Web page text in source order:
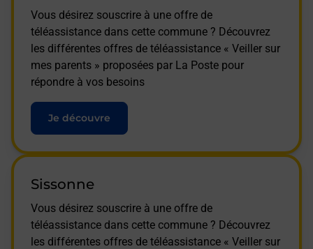
Vous désirez souscrire à une offre de
téléassistance dans cette commune ? Découvrez
les différentes offres de téléassistance « Veiller sur
mes parents » proposées par La Poste pour
répondre à vos besoins
Je découvre
Sissonne
Vous désirez souscrire à une offre de
téléassistance dans cette commune ? Découvrez
les différentes offres de téléassistance « Veiller sur